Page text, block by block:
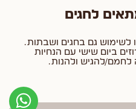
לחגים
לשימוש גם בחגים ושבתות.
ביום שישי עם הנחיות
להגיש ולהנות.